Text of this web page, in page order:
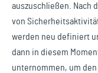
auszuschließen. Nach
von
werden neu definiert
dann in diesem
unternommen, um